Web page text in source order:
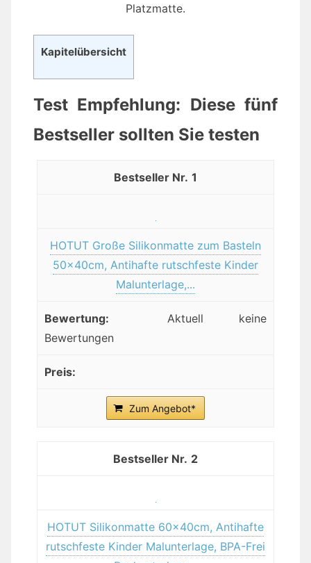
Platzmatte.
Kapitelübersicht
Test Empfehlung: Diese fünf
Bestseller sollten Sie testen
1
HOTUT Große Silikonmatte zum Basteln
50x40cm, Antihafte rutschfeste Kinder
Malunterlage,...
Aktuell keine
Bewertungen
Zum Angebot*
2
HOTUT Silikonmatte 60x40cm, Antihafte
rutschfeste Kinder Malunterlage, BPA-Frei